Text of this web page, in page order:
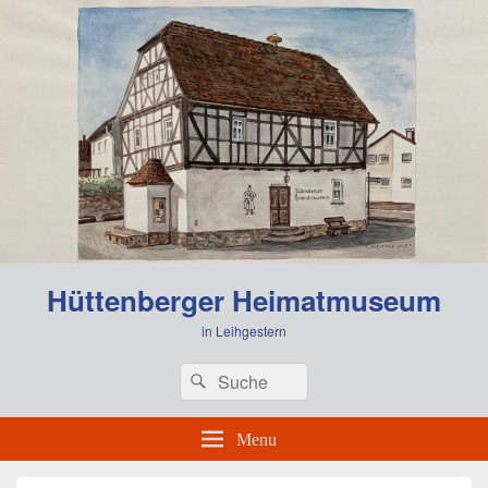
Hüttenberger Heimatmuseum
in Leihgestern
Search
for:
Search
Menu